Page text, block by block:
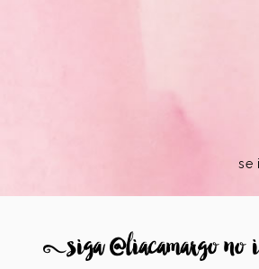
se
8siga @liacamargo no